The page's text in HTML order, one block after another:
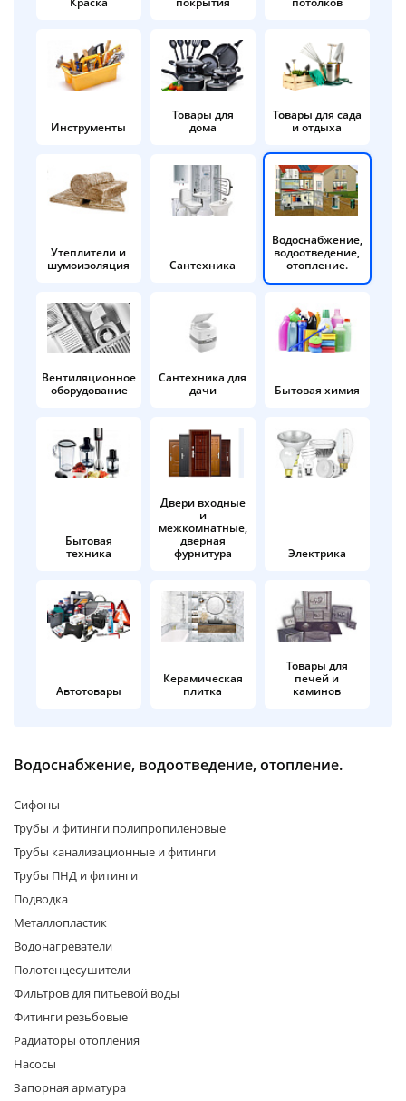
Инструменты
Товары для
дома
Товары для сада
и отдыха
Утеплители и
шумоизоляция
Сантехника
Водоснабжение,
водоотведение,
отопление.
Вентиляционное
оборудование
Сантехника для
дачи
Бытовая химия
Бытовая
техника
Двери входные
и
межкомнатные,
дверная
фурнитура
Электрика
Автотовары
Керамическая
плитка
Товары для
печей и
каминов
Водоснабжение, водоотведение, отопление.
Сифоны
Трубы и фитинги полипропиленовые
Трубы канализационные и фитинги
Трубы ПНД и фитинги
Подводка
Металлопластик
Водонагреватели
Полотенцесушители
Фильтров для питьевой воды
Фитинги резьбовые
Радиаторы отопления
Насосы
Запорная арматура
в корзину
Оплачивайте сегодня только
25% картой любого банка
Получайте товар
выбранный способом
Оставшиеся
% будут
по25%каждые 2 недели
Подробнее
об оплате Плайтом
раз в 2
недели
Остались вопросы?
8 800 302-02-51
plait.ru